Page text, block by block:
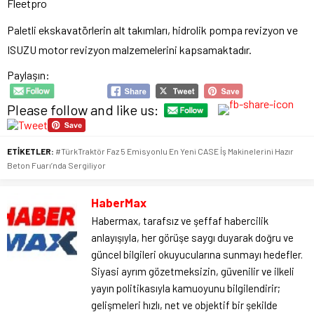
Fleetpro
Paletli ekskavatörlerin alt takımları, hidrolik pompa revizyon ve
ISUZU motor revizyon malzemelerini kapsamaktadır.
Paylaşın:
Please follow and like us:
ETİKETLER: #TürkTraktör Faz 5 Emisyonlu En Yeni CASE İş Makinelerini Hazır
Beton Fuarı’nda Sergiliyor
HaberMax
Habermax, tarafsız ve şeffaf habercilik
anlayışıyla, her görüşe saygı duyarak doğru ve
güncel bilgileri okuyucularına sunmayı hedefler.
Siyasi ayrım gözetmeksizin, güvenilir ve ilkeli
yayın politikasıyla kamuoyunu bilgilendirir;
gelişmeleri hızlı, net ve objektif bir şekilde